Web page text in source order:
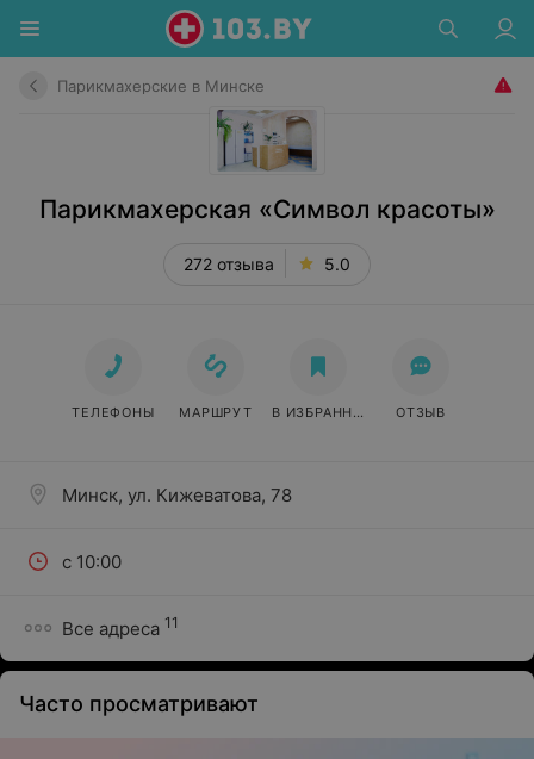
Парикмахерские в Минске
Парикмахерская «Символ красоты»
272 отзыва 5.0
Минск, ул. Кижеватова, 78
с 10:00
Все адреса 11
ТЕЛЕФОНЫ МАРШРУТ В ИЗБРАННОЕ ОТЗЫВ
Часто просматривают